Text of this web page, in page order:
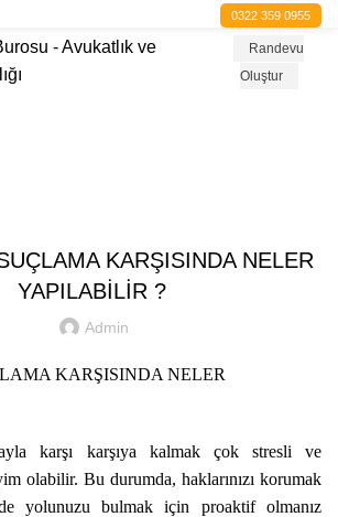
0322 359 0955
Randevu
Oluştur
KARŞISINDA NELER
YAPILABİLİR ?
Admin
KARŞISINDA NELER
karşı karşıya kalmak çok stresli ve
olabilir. Bu durumda, haklarınızı korumak
yolunuzu bulmak için proaktif olmanız